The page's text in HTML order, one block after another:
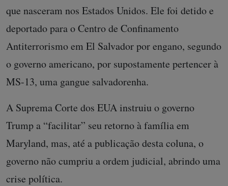
que nasceram nos Estados Unidos. Ele foi detido e
deportado para o Centro de Confinamento
Antiterrorismo em El Salvador por engano, segundo
o governo americano, por supostamente pertencer à
MS-13, uma gangue salvadorenha.
A Suprema Corte dos EUA instruiu o governo
Trump a “facilitar” seu retorno à família em
Maryland, mas, até a publicação desta coluna, o
governo não cumpriu a ordem judicial, abrindo uma
crise política.